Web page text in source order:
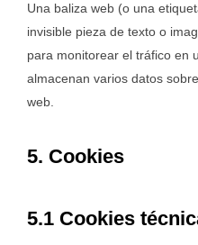
Una baliza web (o una
invisible pieza de texto o
para monitorear el tráfico en
almacenan varios datos
web.
5. Cookies
5.1 Cookies